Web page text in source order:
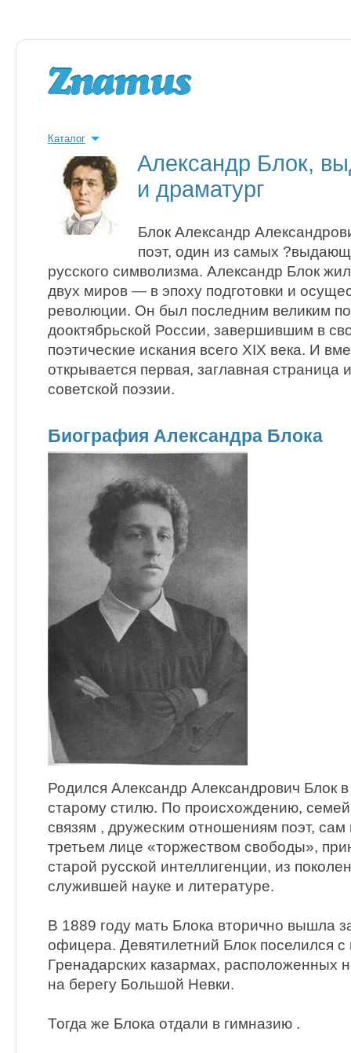
Каталог
Александр Блок,
и драматург
Блок Александр
поэт, один из самых
русского символизма. Александр Блок
двух миров — в эпоху подготовки и
революции. Он был последним великим
дооктябрьской России, завершившим в
поэтические искания всего XIX века. И
открывается первая, заглавная страница
советской поэзии.
Биография Александра Блока
Родился Александр Александрович Блок
старому стилю. По происхождению,
связям , дружеским отношениям поэт,
третьем лице «торжеством свободы»,
старой русской интеллигенции, из
служившей науке и литературе.
В 1889 году мать Блока вторично вышла
офицера. Девятилетний Блок поселился
Гpенадаpских казармах, расположенных
на берегу Большой Невки.
Тогда же Блока отдали в гимназию .